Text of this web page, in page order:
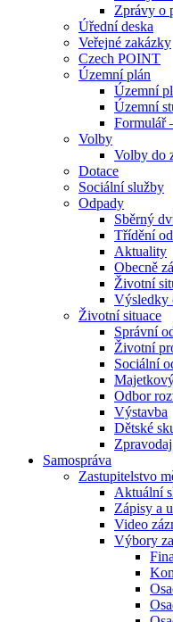
Zprávy o
Úřední deska
Veřejné zakázky
Czech POINT
Územní plán
Územní
Územní
Formulář
Volby
Volby do
Dotace
Sociální služby
Odpady
Sběrný
Třídění
Aktuality
Obecně
Životní
Výsledky
Životní situace
Správní
Životní
Sociální
Odbor
Výstavba
Dětské
Samospráva
Zastupitelstvo
Aktuální
Zápisy a
Video
Výbory